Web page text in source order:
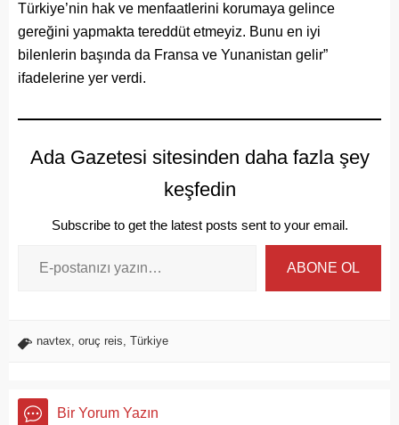
Türkiye’nin hak ve menfaatlerini korumaya gelince
gereğini yapmakta tereddüt etmeyiz. Bunu en iyi
bilenlerin başında da Fransa ve Yunanistan gelir”
ifadelerine yer verdi.
Ada Gazetesi sitesinden daha fazla şey
keşfedin
Subscribe to get the latest posts sent to your email.
ABONE OL
navtex, oruç reis, Türkiye
Bir Yorum Yazın